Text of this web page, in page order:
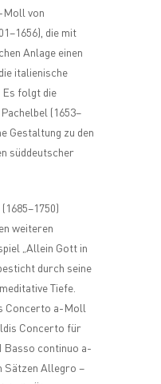
Moll von
die mit
Anlage einen
italienische
folgt die
(1653–
Gestaltung zu den
süddeutscher
weiteren
„Allein Gott in
durch seine
Tiefe.
Concerto a-Moll
Concerto für
Basso continuo a-
Sätzen Allegro –